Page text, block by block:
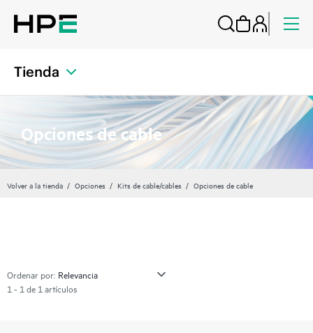
Tienda
Opciones de cable
Volver a la tienda Opciones Kits de cable/cables Opciones de cable
Ordenar por:
1 - 1 de 1 artículos